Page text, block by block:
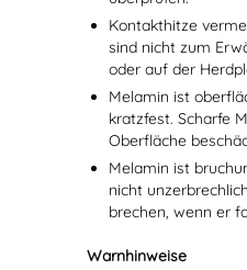
Kontakthitze
sind nicht zum
oder auf der
Melamin ist
kratzfest. Scharfe
Oberfläche
Melamin ist
nicht
brechen, wenn er
Warnhinweise